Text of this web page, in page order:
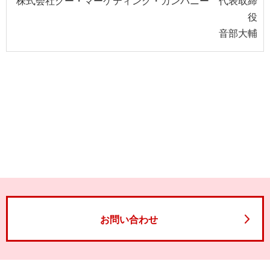
役
音部大輔
お問い合わせ